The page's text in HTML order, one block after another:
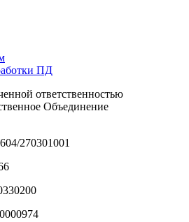
ПД
ответственностью
Объединение
270301001